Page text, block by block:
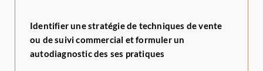
Identifier une stratégie de techniques de vente
ou de suivi commercial et formuler un
autodiagnostic des ses pratiques